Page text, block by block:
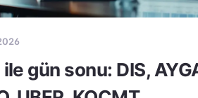
gün sonu: DIS,